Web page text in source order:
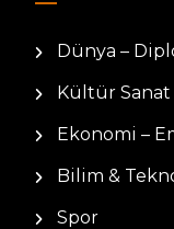
Dünya –
Kültür Sanat
Ekonomi –
Bilim &
Spor